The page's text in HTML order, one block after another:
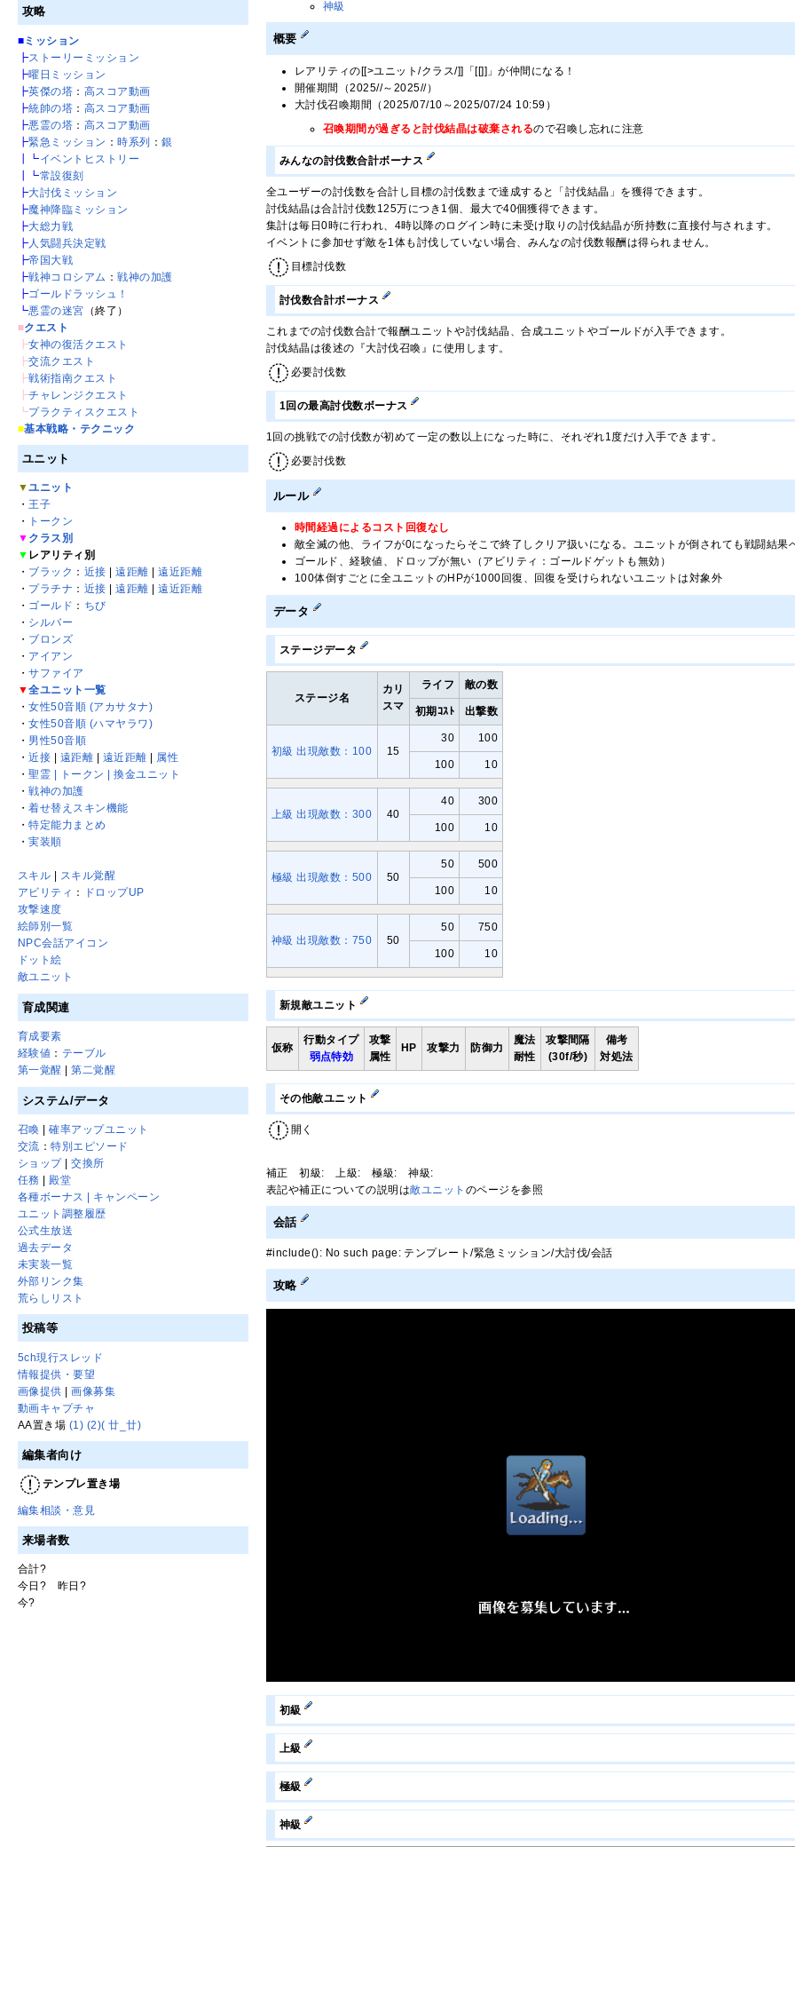
神級
概要
レアリティの[[>ユニット/クラス/]]「[[]]」が仲間になる！
開催期間（2025//～2025//）
大討伐召喚期間（2025/07/10～2025/07/24 10:59）
召喚期間が過ぎると討伐結晶は破棄されるので召喚し忘れに注意
みんなの討伐数合計ボーナス
全ユーザーの討伐数を合計し目標の討伐数まで達成すると「討伐結晶」を獲得できます。
討伐結晶は合計討伐数125万につき1個、最大で40個獲得できます。
集計は毎日0時に行われ、4時以降のログイン時に未受け取りの討伐結晶が所持数に直接付与されます。
イベントに参加せず敵を1体も討伐していない場合、みんなの討伐数報酬は得られません。
目標討伐数
討伐数合計ボーナス
これまでの討伐数合計で報酬ユニットや討伐結晶、合成ユニットやゴールドが入手できます。
討伐結晶は後述の『大討伐召喚』に使用します。
必要討伐数
1回の最高討伐数ボーナス
1回の挑戦での討伐数が初めて一定の数以上になった時に、それぞれ1度だけ入手できます。
必要討伐数
ルール
時間経過によるコスト回復なし
敵全滅の他、ライフが0になったらそこで終了しクリア扱いになる。ユニットが倒されても戦闘結果
ゴールド、経験値、ドロップが無い（アビリティ：ゴールドゲットも無効）
100体倒すごとに全ユニットのHPが1000回復、回復を受けられないユニットは対象外
データ
ステージデータ
ステージ名
カリ
スマ
ライフ 敵の数
初期ｺｽﾄ 出撃数
初級 出現敵数：100 15
30 100
100 10
上級 出現敵数：300 40
40 300
100 10
極級 出現敵数：500 50
50 500
100 10
神級 出現敵数：750 50
50 750
100 10
新規敵ユニット
仮称
行動タイプ
弱点特効
攻撃
属性
HP 攻撃力 防御力
魔法
耐性
攻撃間隔
(30f/秒)
備考
対処法
その他敵ユニット
開く
補正 初級: 上級: 極級: 神級:
表記や補正についての説明は敵ユニット のページを参照
会話
#include(): No such page: テンプレート/緊急ミッション/大討伐/会話
攻略
初級
上級
極級
神級
攻略
■ ミッション
┣ストーリーミッション
┣曜日ミッション
┣英傑の塔 ： 高スコア動画
┣統帥の塔 ： 高スコア動画
┣悪霊の塔 ： 高スコア動画
┣緊急ミッション ：時系列 ：銀
┃┗イベントヒストリー
┃┗常設復刻
┣大討伐ミッション
┣魔神降臨ミッション
┣大総力戦
┣ 人気闘兵決定戦
┣帝国大戦
┣戦神コロシアム ：戦神の加護
┣ゴールドラッシュ！
┗悪霊の迷宮 （終了）
■クエスト
┣女神の復活クエスト
┣交流クエスト
┣戦術指南クエスト
┣チャレンジクエスト
┗プラクティスクエスト
■基本戦略・テクニック
ユニット
▼ユニット
・ 王子
・
トークン
▼ クラス別
▼ レアリティ別
・ ブラック ： 近接 |遠距離 |遠近距離
・ プラチナ ： 近接 |遠距離 |遠近距離
・ ゴールド ： ちび
・ シルバー
・ ブロンズ
・ アイアン
・サファイア
▼全ユニット一覧
・女性50音順 (アカサタナ)
・女性50音順 (ハマヤラワ)
・ 男性50音順
・近接 遠距離 遠近距離
属性
・聖霊 | トークン | 換金ユニット
・戦神の加護
・着せ替えスキン機能
・特定能力まとめ
・実装順
スキル
スキル覚醒
アビリティ ：
ドロップUP
攻撃速度
絵師別一覧
NPC会話アイコン
ドット絵
敵ユニット
育成関連
育成要素
経験値 ： テーブル
第一覚醒
|第二覚醒
システム/データ
召喚 |確率アップユニット
交流 ：特別エピソード
ショップ|交換所
任務 | 殿堂
各種ボーナス | キャンペーン
ユニット調整履歴
公式生放送
過去データ
未実装一覧
外部リンク集
荒らしリスト
投稿等
5ch現行スレッド
情報提供・要望
画像提供 |画像募集
動画キャプチャ
AA置き場 (1) (2)( 廿_廿)
編集者向け
テンプレ置き場
編集相談・意見
来場者数
合計?
今日 ? 昨日 ?
今?